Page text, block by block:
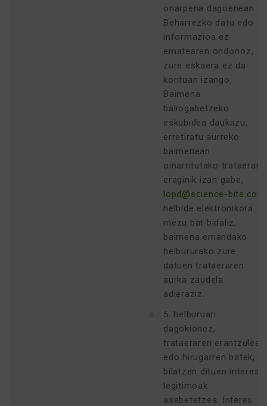
onarpena dagoenean.
Beharrezko datu edo
informazioa ez
ematearen ondorioz,
zure eskaera ez da
kontuan izango.
Baimena
baliogabetzeko
eskubidea daukazu,
erretiratu aurreko
baimenean
oinarritutako trataeran
eraginik izan gabe,
lopd@science-bits.com
helbide elektronikora
mezu bat bidaliz,
baimena emandako
helbururako zure
datuen trataeraren
aurka zaudela
adieraziz.
5. helburuari
dagokionez,
trataeraren erantzuleak
edo hirugarren batek,
bilatzen dituen interes
legitimoak
asebetetzea. Interes